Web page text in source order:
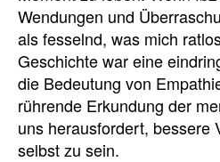
Wendungen und
als fesselnd, was mich
Geschichte war eine
die Bedeutung von
rührende Erkundung der
uns herausfordert, bessere
selbst zu sein.